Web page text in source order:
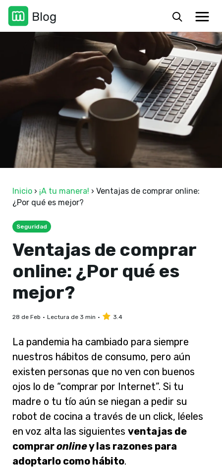
Inicio › ¡A tu manera! › Ventajas de comprar online:
¿Por qué es mejor?
Seguridad
Ventajas de comprar
online: ¿Por qué es
mejor?
28 de Feb Lectura de 3 min 3.4
La pandemia ha cambiado para siempre
nuestros hábitos de consumo, pero aún
existen personas que no ven con buenos
ojos lo de “comprar por Internet”. Si tu
madre o tu tío aún se niegan a pedir su
robot de cocina a través de un click, léeles
en voz alta las siguientes ventajas de
compraronliney las razones para
adoptarlo como hábito.